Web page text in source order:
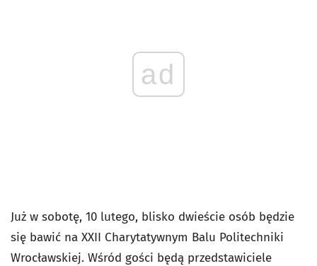
ad
Już w sobotę, 10 lutego, blisko dwieście osób będzie
się bawić na XXII Charytatywnym Balu Politechniki
Wrocławskiej. Wśród gości będą przedstawiciele